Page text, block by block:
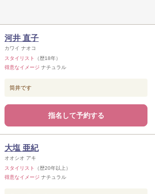
河井 直子
カワイ ナオコ
スタイリスト
（歴18年）
得意なイメージ ナチュラル
筒井です
指名して予約する
大塩 亜紀
オオシオ アキ
スタイリスト
（歴20年以上）
得意なイメージ ナチュラル